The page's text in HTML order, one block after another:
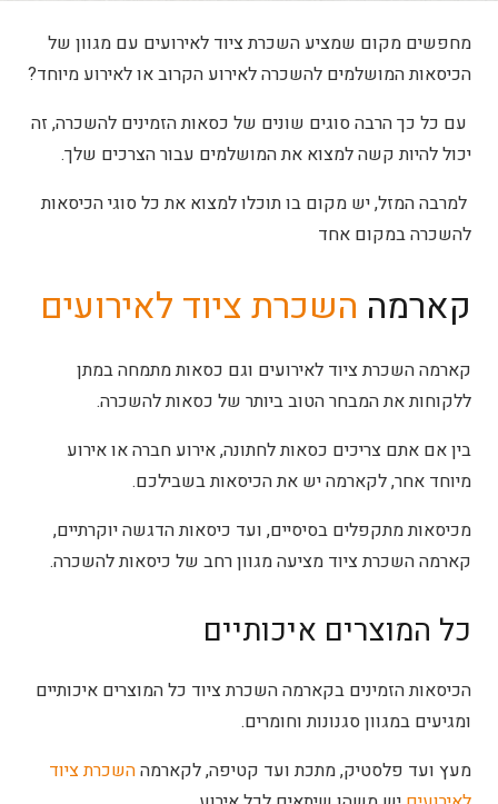
מחפשים מקום שמציע השכרת ציוד לאירועים עם מגוון של
הכיסאות המושלמים להשכרה לאירוע הקרוב או לאירוע מיוחד?
עם כל כך הרבה סוגים שונים של כסאות הזמינים להשכרה, זה
יכול להיות קשה למצוא את המושלמים עבור הצרכים שלך.
למרבה המזל, יש מקום בו תוכלו למצוא את כל סוגי הכיסאות
להשכרה במקום אחד
קארמה השכרת ציוד לאירועים
קארמה השכרת ציוד לאירועים וגם כסאות מתמחה במתן
ללקוחות את המבחר הטוב ביותר של כסאות להשכרה.
בין אם אתם צריכים כסאות לחתונה, אירוע חברה או אירוע
מיוחד אחר, לקארמה יש את הכיסאות בשבילכם.
מכיסאות מתקפלים בסיסיים, ועד כיסאות הדגשה יוקרתיים,
קארמה השכרת ציוד מציעה מגוון רחב של כיסאות להשכרה.
כל המוצרים איכותיים
הכיסאות הזמינים בקארמה השכרת ציוד כל המוצרים איכותיים
ומגיעים במגוון סגנונות וחומרים.
מעץ ועד פלסטיק, מתכת ועד קטיפה, לקארמההשכרת ציוד